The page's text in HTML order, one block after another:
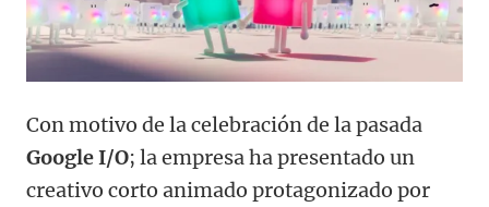
Con motivo de la celebración de la pasada
Google I/O; la empresa ha presentado un
creativo corto animado protagonizado por